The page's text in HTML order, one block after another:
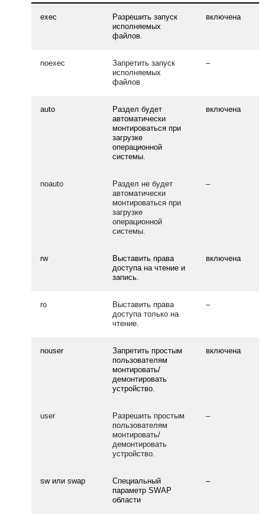
exec
Разрешить запуск
исполняемых
файлов.
включена
noexec
Запретить запуск
исполняемых
файлов
–
auto
Раздел будет
автоматически
монтироваться при
загрузке
операционной
системы.
включена
noauto
Раздел не будет
автоматически
монтироваться при
загрузке
операционной
системы.
–
rw
Выставить права
доступа на чтение и
запись.
включена
ro
Выставить права
доступа только на
чтение.
–
nouser
Запретить простым
пользователям
монтировать/
демонтировать
устройство.
включена
user
Разрешить простым
пользователям
монтировать/
демонтировать
устройство.
–
sw или swap
Специальный
параметр SWAP
области
–